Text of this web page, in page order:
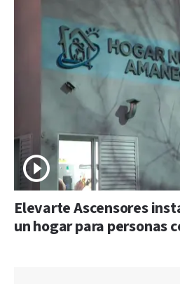
Elevarte Ascensores
un hogar para personas